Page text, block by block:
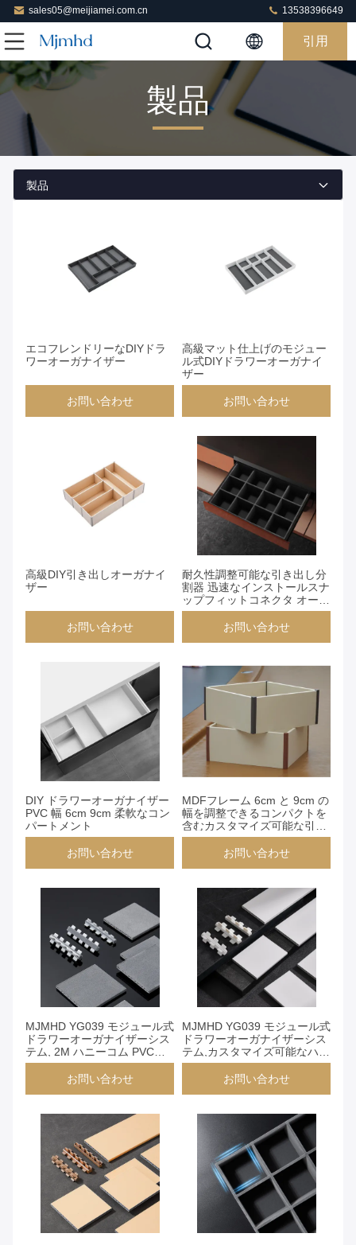
sales05@meijiamei.com.cn 13538396649
引用
製品
製品
エコフレンドリーなDIYドラ
ワーオーガナイザー
お問い合わせ
高級マット仕上げのモジュー
ル式DIYドラワーオーガナイ
ザー
お問い合わせ
高級DIY引き出しオーガナイ
ザー
お問い合わせ
耐久性調整可能な引き出し分
割器 迅速なインストールスナ
ップフィットコネクタ オーガ
ナイゼーションのための完璧
なオフィスキッチンワークシ
お問い合わせ
DIY ドラワーオーガナイザー
PVC 幅 6cm 9cm 柔軟なコン
パートメント
お問い合わせ
MDFフレーム 6cm と 9cm の
幅を調整できるコンパクトを
含むカスタマイズ可能な引き
出しオーガナイザー
お問い合わせ
MJMHD YG039 モジュール式
ドラワーオーガナイザーシス
テム, 2M ハニーコム PVCコ
ア 布の仕上げ,クイックイン
スタールパーティション 衣装
お問い合わせ
MJMHD YG039 モジュール式
ドラワーオーガナイザーシス
テム,カスタマイズ可能なハニ
コムコアPVCディバイダー,迅
速インストールクリップ,キッ
お問い合わせ